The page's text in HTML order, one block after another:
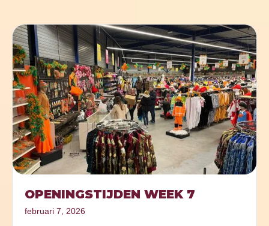
OPENINGSTIJDEN WEEK 7
februari 7, 2026